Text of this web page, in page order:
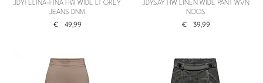
JDYFELINA-FINA HW WIDE LT GREY
JEANS DNM
€ 49,99
JDYSAY HW LINEN WIDE PANT WVN
NOOS
€ 39,99